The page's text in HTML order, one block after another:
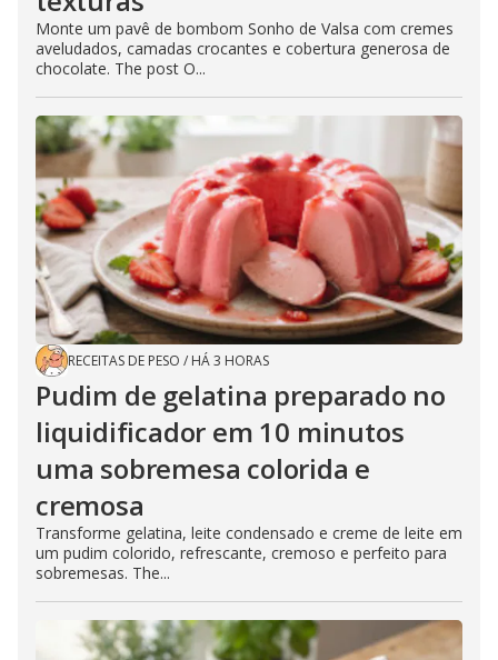
Monte um pavê de bombom Sonho de Valsa com cremes
aveludados, camadas crocantes e cobertura generosa de
chocolate. The post O...
RECEITAS DE PESO / HÁ 3 HORAS
Pudim de gelatina preparado no
liquidificador em 10 minutos
uma sobremesa colorida e
cremosa
Transforme gelatina, leite condensado e creme de leite em
um pudim colorido, refrescante, cremoso e perfeito para
sobremesas. The...